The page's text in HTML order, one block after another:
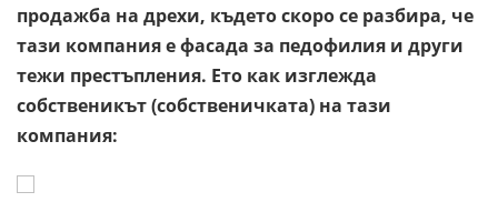
продажба на дрехи, където скоро се разбира, че
тази компания е фасада за педофилия и други
тежи престъпления. Ето как изглежда
собственикът (собственичката) на тази
компания: